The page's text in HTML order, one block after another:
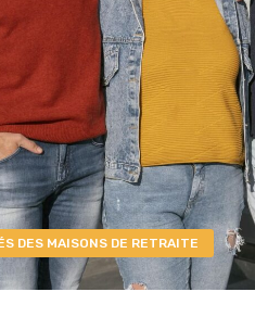
DES MAISONS DE RETRAITE